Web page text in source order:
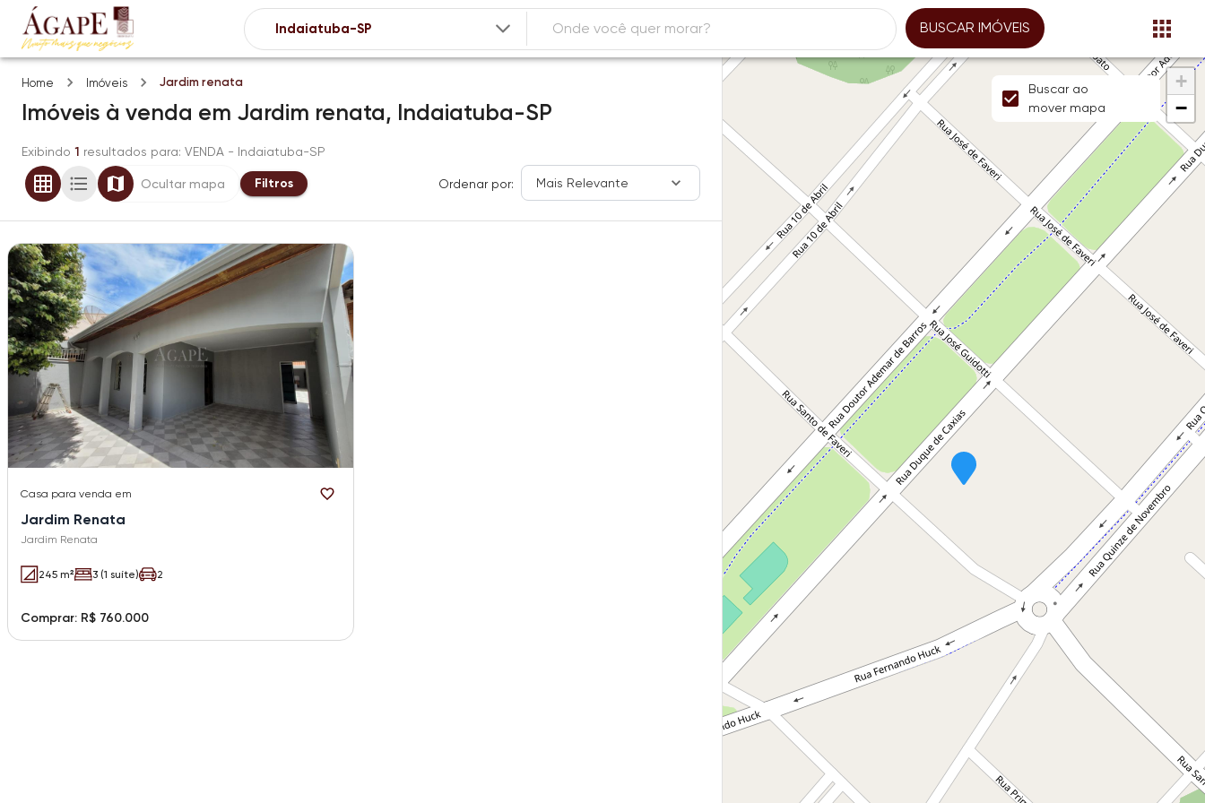
BUSCAR IMÓVEIS
Home Imóveis Jardim renata
Imóveis à venda em Jardim renata, Indaiatuba-SP
Exibindo 1 resultados para: VENDA - Indaiatuba-SP
Ocultar mapa Filtros Ordenar por: Mais Relevante
Casa para venda em
Jardim Renata
Jardim Renata
245 m² 3 (1 suíte) 2
Comprar: R$ 760.000
+
−
Buscar ao
mover mapa